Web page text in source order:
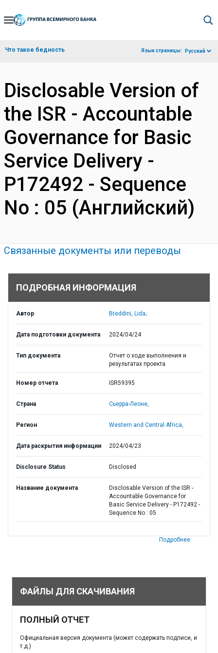
Skip
Navigation
Что такое бедность Язык страницы: Русский
Disclosable Version of
the ISR - Accountable
Governance for Basic
Service Delivery -
P172492 - Sequence
No : 05 (Английский)
Связанные документы или переводы
ПОДРОБНАЯ ИНФОРМАЦИЯ
Автор Bteddini, Lida;
Дата подготовки документа 2024/04/24
Тип документа
Отчет о ходе выполнения и
результатах проекта
Номер отчета ISR59395
Страна Сьерра-Леоне,
Регион Western and Central Africa,
Дата раскрытия информации 2024/04/23
Disclosure Status Disclosed
Название документа
Disclosable Version of the ISR -
Accountable Governance for
Basic Service Delivery - P172492 -
Sequence No : 05
Подробнее
ФАЙЛЫ ДЛЯ СКАЧИВАНИЯ
ПОЛНЫЙ ОТЧЕТ
Официальная версия документа (может содержать подписи, и
т.д.)